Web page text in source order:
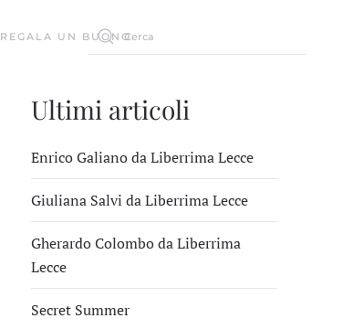
REGALA UN BUONO
Ultimi articoli
Enrico Galiano da Liberrima Lecce
Giuliana Salvi da Liberrima Lecce
Gherardo Colombo da Liberrima
Lecce
Secret Summer